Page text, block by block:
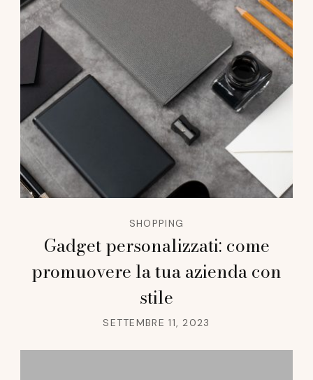
SHOPPING
Gadget personalizzati: come
promuovere la tua azienda con
stile
SETTEMBRE 11, 2023